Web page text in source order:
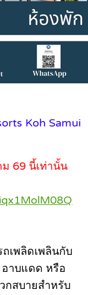
Koh Samui
69 นี้เท่านั้น
เพลิดเพลินกับ
าบแดด หรือ
กสบายสําหรับ